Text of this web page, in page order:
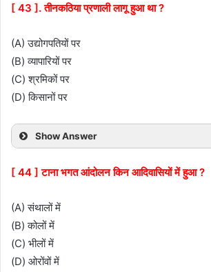
[ 43 ]. तीनकठिया प्रणाली लागू हुआ था ?
(A) उद्योगपतियों पर
(B) व्यापारियों पर
(C) श्रमिकों पर
(D) किसानों पर
Show Answer
[ 44 ] टाना भगत आंदोलन किन आदिवासियों में हुआ ?
(A) संथालों में
(B) कोलों में
(C) भीलों में
(D) ओरोंवों में